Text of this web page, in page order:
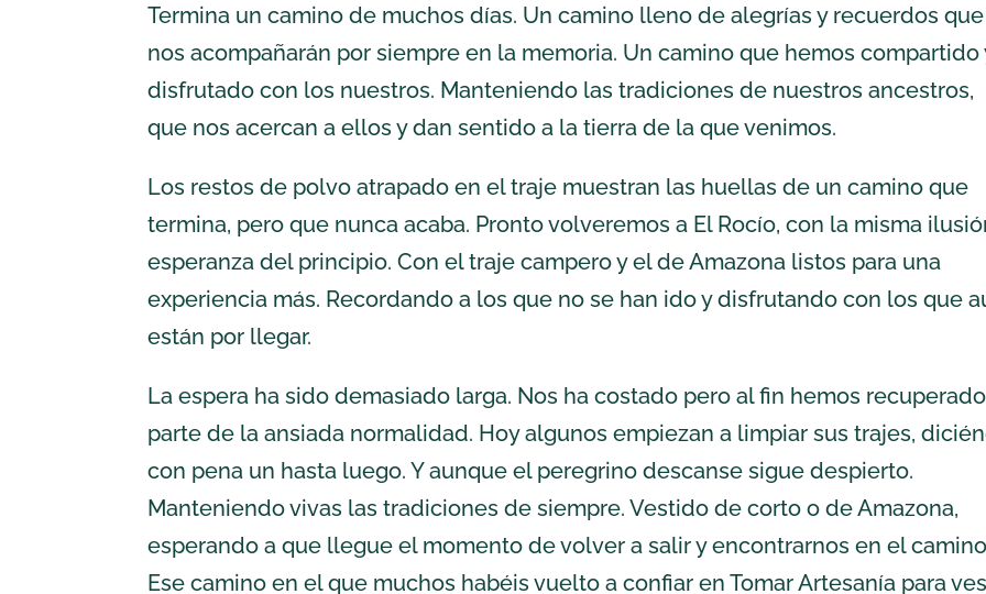
Termina un camino de muchos días. Un camino lleno de alegrías y recuerdos que
nos acompañarán por siempre en la memoria. Un camino que hemos compartido
disfrutado con los nuestros. Manteniendo las tradiciones de nuestros ancestros,
que nos acercan a ellos y dan sentido a la tierra de la que venimos.
Los restos de polvo atrapado en el traje muestran las huellas de un camino que
termina, pero que nunca acaba. Pronto volveremos a El Rocío, con la misma
esperanza del principio. Con el traje campero y el deAmazona listos para una
experiencia más. Recordando a los que no se han ido y disfrutando con los que
están por llegar.
La espera ha sido demasiado larga. Nos ha costado pero al fin hemos recuperado
parte de la ansiada normalidad. Hoy algunos empiezan a limpiar sus trajes,
con pena un hasta luego. Y aunque el peregrino descanse sigue despierto.
Manteniendo vivas las tradiciones de siempre. Vestido de corto o deAmazona,
esperando a que llegue el momento de volver a salir y encontrarnos en el
Ese camino en el que muchos habéis vuelto a confiar en Tomar Artesanía para